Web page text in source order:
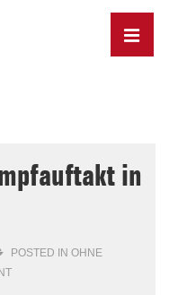
MENU
in
POSTED IN OHNE